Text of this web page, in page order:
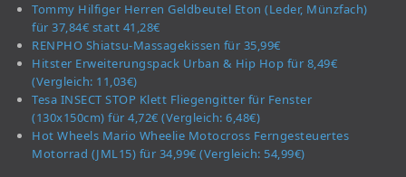
Tommy Hilfiger Herren Geldbeutel Eton (Leder, Münzfach)
für 37,84€ statt 41,28€
RENPHO Shiatsu-Massagekissen für 35,99€
Hitster Erweiterungspack Urban & Hip Hop für 8,49€
(Vergleich: 11,03€)
Tesa INSECT STOP Klett Fliegengitter für Fenster
(130x150cm) für 4,72€ (Vergleich: 6,48€)
Hot Wheels Mario Wheelie Motocross Ferngesteuertes
Motorrad (JML15) für 34,99€ (Vergleich: 54,99€)